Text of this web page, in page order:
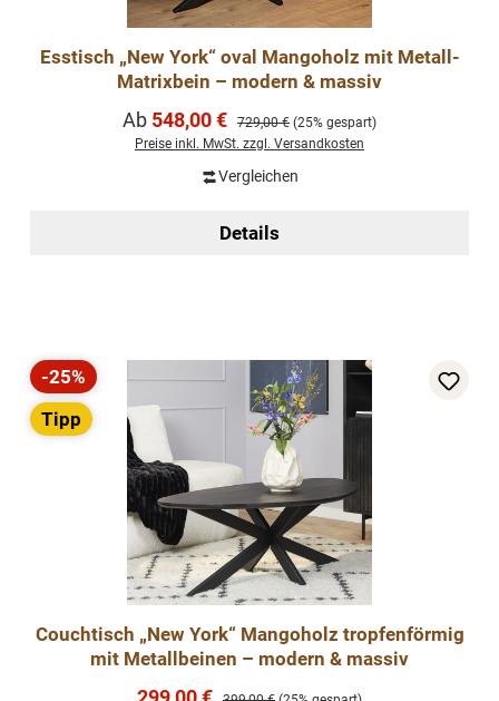
Esstisch „New York“ oval Mangoholz mit Metall-
Matrixbein – modern & massiv
Verkaufspreis:
Ab 548,00 € Regulärer Preis:
729,00 € (25% gespart)
Preise inkl. MwSt. zzgl. Versandkosten
Vergleichen
Details
Rabatt
-25%
Tipp
Couchtisch „New York“ Mangoholz tropfenförmig
mit Metallbeinen – modern & massiv
Verkaufspreis:Regulärer Preis: